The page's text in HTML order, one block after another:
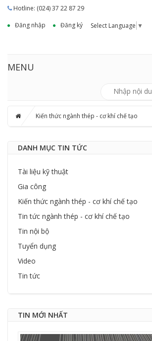
Hotline: (024) 37 22 87 29
Đăng nhập
Đăng ký Select Language ▼
MENU
Kiến thức ngành thép - cơ khí chế tạo
DANH MỤC TIN TỨC
Tài liệu kỹ thuật
Gia công
Kiến thức ngành thép - cơ khí chế tạo
Tin tức ngành thép - cơ khí chế tạo
Tin nội bộ
Tuyển dụng
Video
Tin tức
TIN MỚI NHẤT